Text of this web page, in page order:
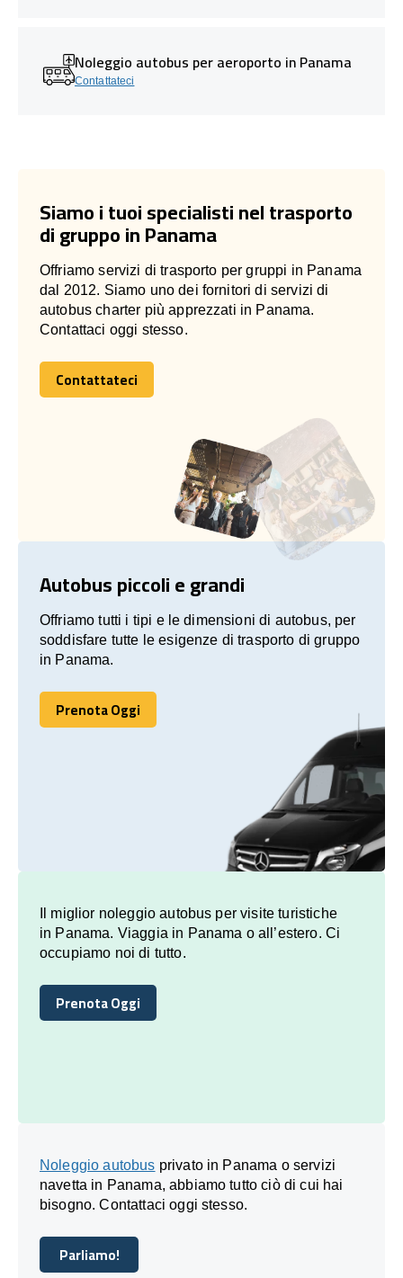
Noleggio autobus per aeroporto in Panama
Contattateci
Siamo i tuoi specialisti nel trasporto
di gruppo in Panama
Offriamo servizi di trasporto per gruppi in Panama
dal 2012. Siamo uno dei fornitori di servizi di
autobus charter più apprezzati in Panama.
Contattaci oggi stesso.
Contattateci
Contattateci
Autobus piccoli e grandi
Offriamo tutti i tipi e le dimensioni di autobus, per
soddisfare tutte le esigenze di trasporto di gruppo
in Panama.
Prenota Oggi
Prenota Oggi
Il miglior noleggio autobus per visite turistiche
in Panama. Viaggia in Panama o all’estero. Ci
occupiamo noi di tutto.
Prenota Oggi
Prenota Oggi
Noleggio autobus privato in Panama o servizi
navetta in Panama, abbiamo tutto ciò di cui hai
bisogno. Contattaci oggi stesso.
Parliamo!
Parliamo!